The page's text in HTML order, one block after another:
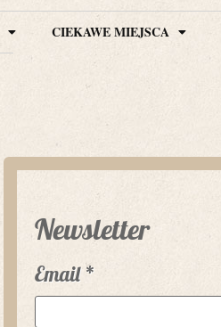
CIEKAWE MIEJSCA
Newsletter
Email *